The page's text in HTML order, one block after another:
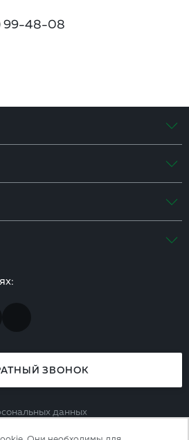
99-48-08
ЗВОНОК
данных